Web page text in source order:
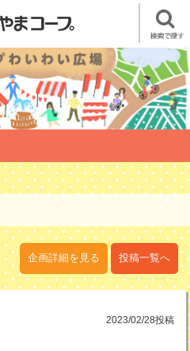
企画詳細を見る 投稿一覧へ
2023/02/28投稿